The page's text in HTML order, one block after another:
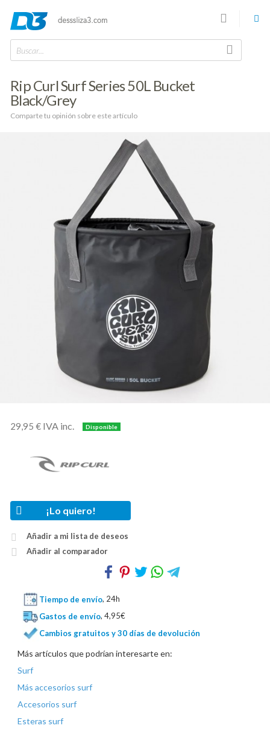
Buscar...
Rip Curl Surf Series 50L Bucket
Black/Grey
Comparte tu opinión sobre este artículo
29,95 € IVA inc.
¡Lo quiero!
Añadir a mi lista de deseos
Añadir al comparador
Tiempo de envío, 24h
Gastos de envío, 4,95€
Cambios gratuitos y 30 días de devolución
Más artículos que podrían interesarte en:
Surf
Más accesorios surf
Accesorios surf
Esteras surf